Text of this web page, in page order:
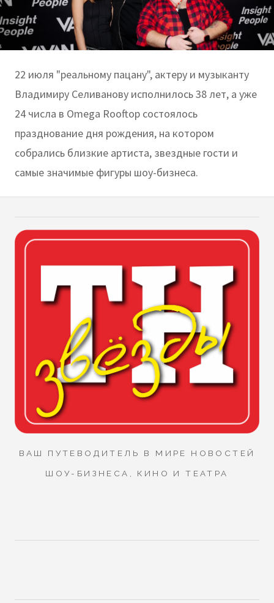
22 июля "реальному пацану", актеру и музыканту
Владимиру Селиванову исполнилось 38 лет, а уже
24 числа в Omega Rooftop состоялось
празднование дня рождения, на котором
собрались близкие артиста, звездные гости и
самые значимые фигуры шоу-бизнеса.
ВАШ ПУТЕВОДИТЕЛЬ В МИРЕ НОВОСТЕЙ
ШОУ-БИЗНЕСА, КИНО И ТЕАТРА